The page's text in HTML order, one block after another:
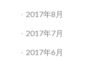
2017年8月
2017年7月
2017年6月